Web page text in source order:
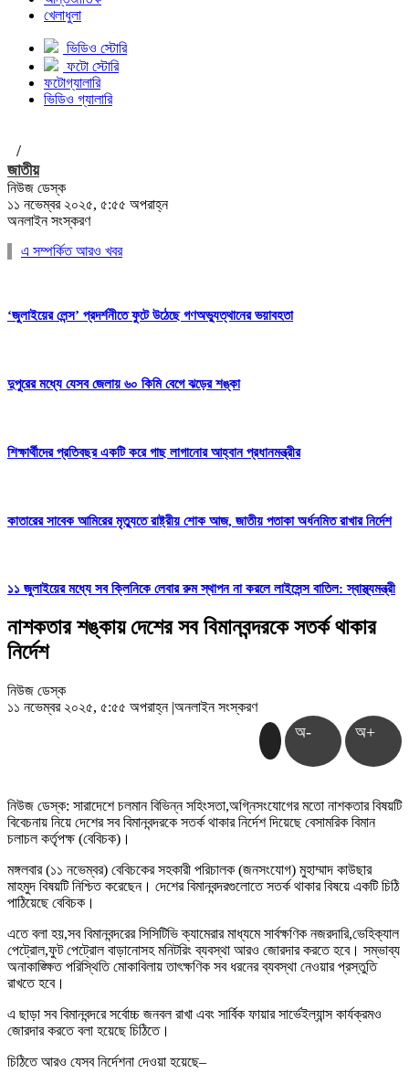
খেলাধুলা
ভিডিও স্টোরি
ফটো স্টোরি
ফটোগ্যালারি
ভিডিও গ্যালারি
/
জাতীয়
নিউজ ডেস্ক
১১ নভেম্বর ২০২৫, ৫:৫৫ অপরাহ্ন
অনলাইন সংস্করণ
এ সম্পর্কিত আরও খবর
‘জুলাইয়ের লেন্স’ প্রদর্শনীতে ফুটে উঠেছে গণঅভ্যুত্থানের ভয়াবহতা
দুপুরের মধ্যে যেসব জেলায় ৬০ কিমি বেগে ঝড়ের শঙ্কা
শিক্ষার্থীদের প্রতিবছর একটি করে গাছ লাগানোর আহ্বান প্রধানমন্ত্রীর
কাতারের সাবেক আমিরের মৃত্যুতে রাষ্ট্রীয় শোক আজ, জাতীয় পতাকা অর্ধনমিত রাখার নির্দেশ
১১ জুলাইয়ের মধ্যে সব ক্লিনিকে লেবার রুম স্থাপন না করলে লাইসেন্স বাতিল: স্বাস্থ্যমন্ত্রী
নাশকতার শঙ্কায় দেশের সব বিমানবন্দরকে সতর্ক থাকার
নির্দেশ
নিউজ ডেস্ক
১১ নভেম্বর ২০২৫, ৫:৫৫ অপরাহ্ন |অনলাইন সংস্করণ
অ- অ+
নিউজ ডেস্ক: সারাদেশে চলমান বিভিন্ন সহিংসতা,অগ্নিসংযোগের মতো নাশকতার বিষয়টি
বিবেচনায় নিয়ে দেশের সব বিমানবন্দরকে সতর্ক থাকার নির্দেশ দিয়েছে বেসামরিক বিমান
চলাচল কর্তৃপক্ষ (বেবিচক)।
মঙ্গলবার (১১ নভেম্বর) বেবিচকের সহকারী পরিচালক (জনসংযোগ) মুহাম্মাদ কাউছার
মাহমুদ বিষয়টি নিশ্চিত করেছেন। দেশের বিমানবন্দরগুলোতে সতর্ক থাকার বিষয়ে একটি চিঠি
পাঠিয়েছে বেবিচক।
এতে বলা হয়,সব বিমানবন্দরের সিসিটিভি ক্যামেরার মাধ্যমে সার্বক্ষণিক নজরদারি,ভেহিক্যাল
পেট্রোল,ফুট পেট্রোল বাড়ানোসহ মনিটরিং ব্যবস্থা আরও জোরদার করতে হবে। সম্ভাব্য
অনাকাঙ্ক্ষিত পরিস্থিতি মোকাবিলায় তাৎক্ষণিক সব ধরনের ব্যবস্থা নেওয়ার প্রস্তুতি
রাখতে হবে।
এ ছাড়া সব বিমানবন্দরে সর্বোচ্চ জনবল রাখা এবং সার্বিক ফায়ার সার্ভেইল্যান্স কার্যক্রমও
জোরদার করতে বলা হয়েছে চিঠিতে।
চিঠিতে আরও যেসব নির্দেশনা দেওয়া হয়েছে–